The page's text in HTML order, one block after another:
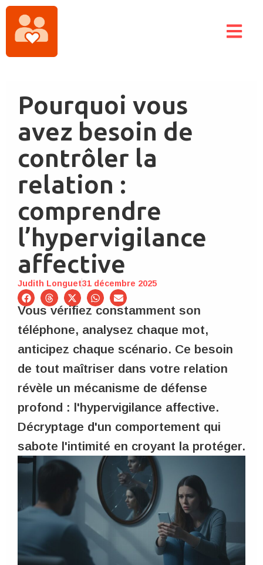
Pourquoi vous
avez besoin de
contrôler la
relation :
comprendre
l’hypervigilance
affective
Judith Longuet31 décembre 2025
Vous vérifiez constamment son
téléphone, analysez chaque mot,
anticipez chaque scénario. Ce besoin
de tout maîtriser dans votre relation
révèle un mécanisme de défense
profond : l'hypervigilance affective.
Décryptage d'un comportement qui
sabote l'intimité en croyant la protéger.